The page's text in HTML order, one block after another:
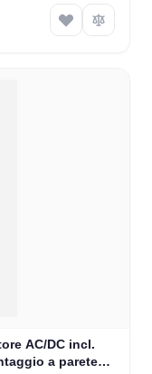
AC/DC incl.
a parete